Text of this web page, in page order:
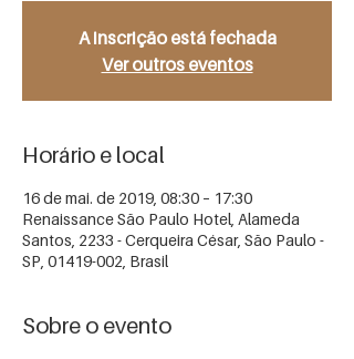
A inscrição está fechada
Ver outros eventos
Horário e local
16 de mai. de 2019, 08:30 – 17:30
Renaissance São Paulo Hotel, Alameda
Santos, 2233 - Cerqueira César, São Paulo -
SP, 01419-002, Brasil
Sobre o evento